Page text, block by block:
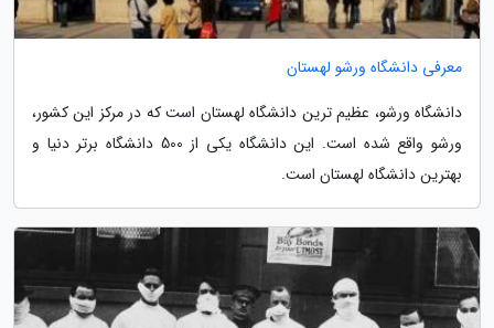
معرفی دانشگاه ورشو لهستان
دانشگاه ورشو، عظیم ترین دانشگاه لهستان است که در مرکز این کشور،
ورشو واقع شده است. این دانشگاه یکی از 500 دانشگاه برتر دنیا و
بهترین دانشگاه لهستان است.